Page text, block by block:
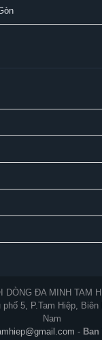
DÒNG ĐA MINH TAM
phố 5, P.Tam Hiệp,
Nam
-